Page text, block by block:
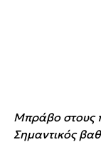
Μπράβο στους
Σημαντικός